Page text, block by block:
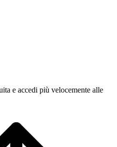
e accedi più velocemente alle